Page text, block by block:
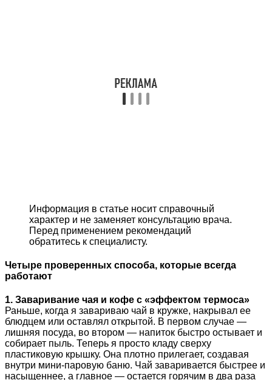
Информация в статье носит справочный
характер и не заменяет консультацию врача.
Перед применением рекомендаций
обратитесь к специалисту.
Четыре проверенных способа, которые всегда
работают
1. Заваривание чая и кофе с «эффектом термоса»
Раньше, когда я завариваю чай в кружке, накрывал ее
блюдцем или оставлял открытой. В первом случае —
лишняя посуда, во втором — напиток быстро остывает и
собирает пыль. Теперь я просто кладу сверху
пластиковую крышку. Она плотно прилегает, создавая
внутри мини-паровую баню. Чай заваривается быстрее и
насыщеннее, а главное — остается горячим в два раза